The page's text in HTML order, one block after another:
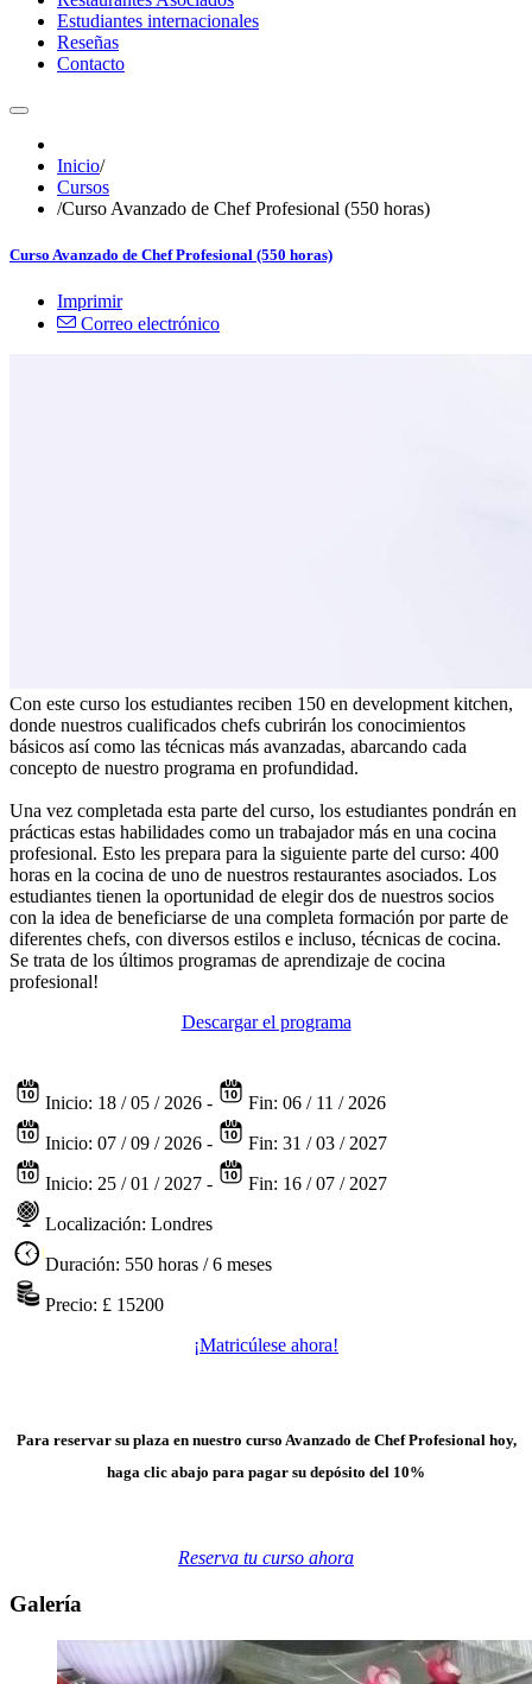
Estudiantes internacionales
Reseñas
Contacto
Inicio/
Cursos
/Curso Avanzado de Chef Profesional (550 horas)
Curso Avanzado de Chef Profesional (550 horas)
Imprimir
Correo electrónico
Con este curso los estudiantes reciben 150 en development kitchen,
donde nuestros cualificados chefs cubrirán los conocimientos
básicos así como las técnicas más avanzadas, abarcando cada
concepto de nuestro programa en profundidad.
Una vez completada esta parte del curso, los estudiantes pondrán en
prácticas estas habilidades como un trabajador más en una cocina
profesional. Esto les prepara para la siguiente parte del curso: 400
horas en la cocina de uno de nuestros restaurantes asociados. Los
estudiantes tienen la oportunidad de elegir dos de nuestros socios
con la idea de beneficiarse de una completa formación por parte de
diferentes chefs, con diversos estilos e incluso, técnicas de cocina.
Se trata de los últimos programas de aprendizaje de cocina
profesional!
Descargar el programa
Inicio: 18 / 05 / 2026 -
Fin: 06 / 11 / 2026
Inicio: 07 / 09 / 2026 -
Fin: 31 / 03 / 2027
Inicio: 25 / 01 / 2027 -
Fin: 16 / 07 / 2027
Localización: Londres
Duración: 550 horas / 6 meses
Precio: £ 15200
¡Matricúlese ahora!
Para reservar su plaza en nuestro curso Avanzado de Chef Profesional hoy,
haga clic abajo para pagar su depósito del 10%
Reserva tu curso ahora
Galería